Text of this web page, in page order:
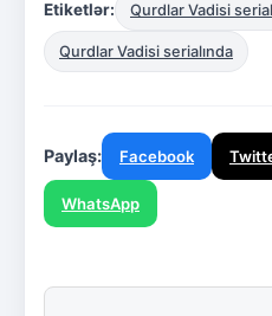
Etiketlər: Qurdlar Vadisi
Qurdlar Vadisi serialında
Paylaş: Facebook
WhatsApp